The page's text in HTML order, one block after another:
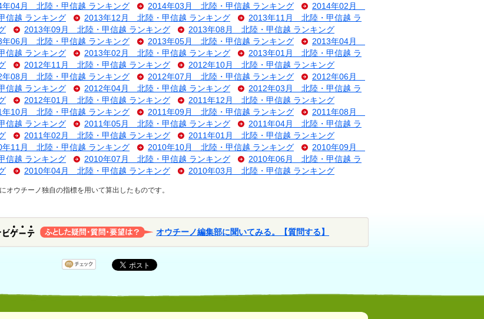
年04月 北陸・甲信越 ランキング 2014年03月 北陸・甲信越 ランキング
2014年02月
信越 ランキング 2013年12月 北陸・甲信越 ランキング
2013年11月 北陸・甲信越 ラ
2013年09月 北陸・甲信越 ランキング
2013年08月 北陸・甲信越 ランキング
年06月 北陸・甲信越 ランキング 2013年05月 北陸・甲信越 ランキング
2013年04月
信越 ランキング 2013年02月 北陸・甲信越 ランキング
2013年01月 北陸・甲信越 ラ
2012年11月 北陸・甲信越 ランキング
2012年10月 北陸・甲信越 ランキング
年08月 北陸・甲信越 ランキング 2012年07月 北陸・甲信越 ランキング
2012年06月
信越 ランキング 2012年04月 北陸・甲信越 ランキング
2012年03月 北陸・甲信越 ラ
2012年01月 北陸・甲信越 ランキング
2011年12月 北陸・甲信越 ランキング
年10月 北陸・甲信越 ランキング 2011年09月 北陸・甲信越 ランキング
2011年08月
信越 ランキング 2011年05月 北陸・甲信越 ランキング
2011年04月 北陸・甲信越 ラ
2011年02月 北陸・甲信越 ランキング
2011年01月 北陸・甲信越 ランキング
年11月 北陸・甲信越 ランキング 2010年10月 北陸・甲信越 ランキング
2010年09月
信越 ランキング 2010年07月 北陸・甲信越 ランキング
2010年06月 北陸・甲信越 ラ
2010年04月 北陸・甲信越 ランキング 2010年03月 北陸・甲信越 ランキング
ウチーノ独自の指標を用いて算出したものです。
オウチーノ編集部に聞いてみる。【質問する】